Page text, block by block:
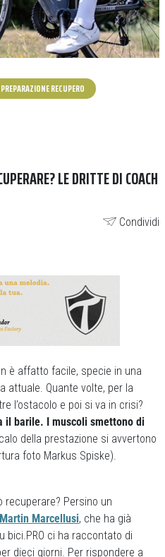
PREPARAZIONE RECUPERO
LE DRITTE DI COACH
Condividi
è affatto facile, specie in una
attuale. Quante volte, per la
l’ostacolo e poi si va in crisi?
il barile. I muscoli smettono di
della prestazione si avvertono
foto Markus Spiske).
recuperare? Persino un
Martin Marcellusi, che ha già
bici.PRO ci ha raccontato di
dieci giorni. Per rispondere a